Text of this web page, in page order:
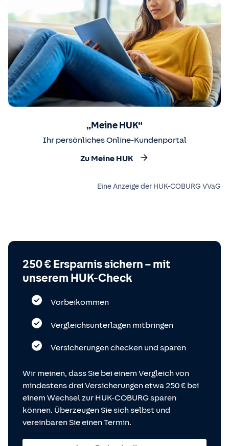
„Meine HUK“
Ihr persönliches Online-Kundenportal
Zu Meine HUK
Eine Anzeige der HUK-COBURG VVaG
250 € Ersparnis sichern – mit
unserem HUK-Check
Vorbeikommen
Vergleichsunterlagen mitbringen
Versicherungen checken und sparen
Wir meinen, dass Sie bei einem Vergleich von
mindestens drei Versicherungen etwa 250 € bei
einem Wechsel zur HUK-COBURG sparen
können. Überzeugen Sie sich selbst und
vereinbaren Sie einen Termin.